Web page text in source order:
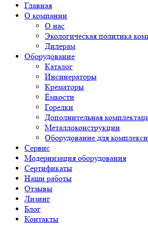
Главная
О компании
О нас
Экологическая политика
Дилерам
Оборудование
Каталог
Инсинераторы
Крематоры
Ёмкости
Горелки
Дополнительная
Металлоконструкции
Оборудование для
Сервис
Модернизация оборудования
Сертификаты
Наши работы
Отзывы
Лизинг
Блог
Контакты